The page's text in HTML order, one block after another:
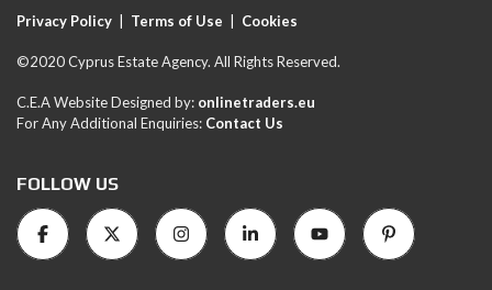
Privacy Policy Terms of Use Cookies
©2020 Cyprus Estate Agency. All Rights Reserved.
C.E.A Website Designed by: onlinetraders.eu
For Any Additional Enquiries: Contact Us
FOLLOW US